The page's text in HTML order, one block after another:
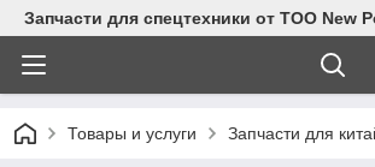
Запчасти для спецтехники от ТОО New
Товары и услуги Запчасти для